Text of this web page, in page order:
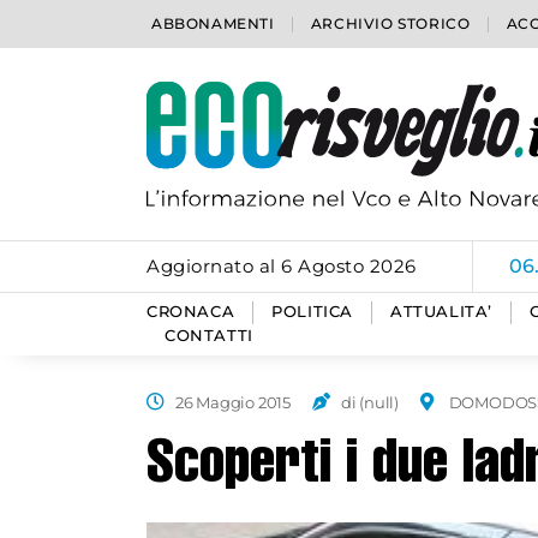
ABBONAMENTI ARCHIVIO STORICO
Aggiornato al 6 Agosto 2026
CRONACA POLITICA ATTUALITA’
CONTATTI
26 Maggio 2015 di (null)
Scoperti i due